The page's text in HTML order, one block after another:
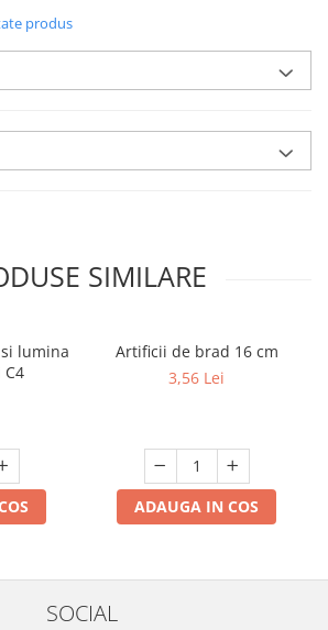
produs
SIMILARE
lumina
C4
Artificii de brad 16 cm
3,56 Lei
ADAUGA IN COS
SOCIAL